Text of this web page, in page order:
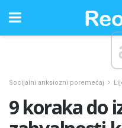
Socijalni anksiozni poremećaj
9 koraka do